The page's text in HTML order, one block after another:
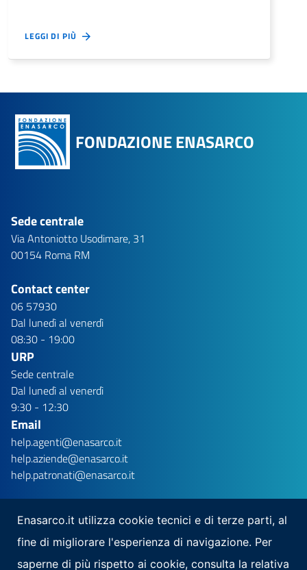
LEGGI DI PIÙ
FONDAZIONE ENASARCO
Sede centrale
Via Antoniotto Usodimare, 31
00154 Roma RM
Contact center
06 57930
Dal lunedì al venerdì
08:30 - 19:00
URP
Sede centrale
Dal lunedì al venerdì
9:30 - 12:30
Email
help.agenti@enasarco.it
help.aziende@enasarco.it
help.patronati@enasarco.it
Enasarco.it utilizza cookie tecnici e di terze parti, al
fine di migliorare l'esperienza di navigazione. Per
saperne di più rispetto ai cookie, consulta la relativa